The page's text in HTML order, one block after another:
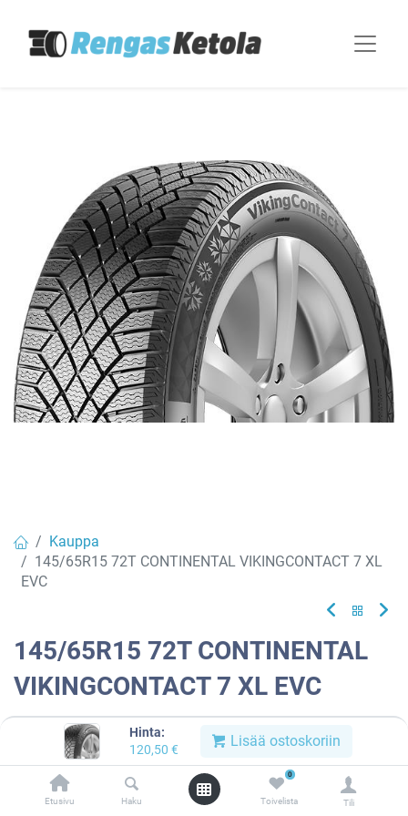
Hinta:
120,50 € Lisää ostoskoriin
Etusivu Haku
0
Toivelista Tili
Kauppa
145/65R15 72T CONTINENTAL VIKINGCONTACT 7 XL
EVC
145/65R15 72T CONTINENTAL
VIKINGCONTACT 7 XL EVC
EAN:4019238001464 Tuotekoodi:837527
Tällä tuotteella ei ole kelvollista yhdistelmää.